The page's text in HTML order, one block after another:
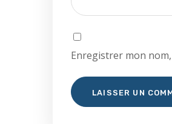
Enregistrer mon